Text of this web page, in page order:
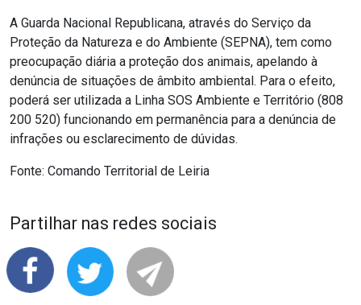
A Guarda Nacional Republicana, através do Serviço da
Proteção da Natureza e do Ambiente (SEPNA), tem como
preocupação diária a proteção dos animais, apelando à
denúncia de situações de âmbito ambiental. Para o efeito,
poderá ser utilizada a Linha SOS Ambiente e Território (808
200 520) funcionando em permanência para a denúncia de
infrações ou esclarecimento de dúvidas.
Fonte: Comando Territorial de Leiria
Partilhar nas redes sociais